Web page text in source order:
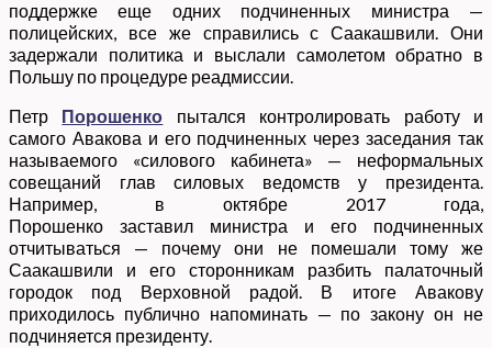
поддержке еще одних подчиненных министра —
полицейских, все же справились с Саакашвили. Они
задержали политика и выслали самолетом обратно в
Польшу по процедуре реадмиссии.
Петр Порошенко пытался контролировать работу и
самого Авакова и его подчиненных через заседания так
называемого «силового кабинета» — неформальных
совещаний глав силовых ведомств у президента.
Например, в октябре 2017 года,
Порошенко заставил министра и его подчиненных
отчитываться — почему они не помешали тому же
Саакашвили и его сторонникам разбить палаточный
городок под Верховной радой. В итоге Авакову
приходилось публично напоминать — по закону он не
подчиняется президенту.